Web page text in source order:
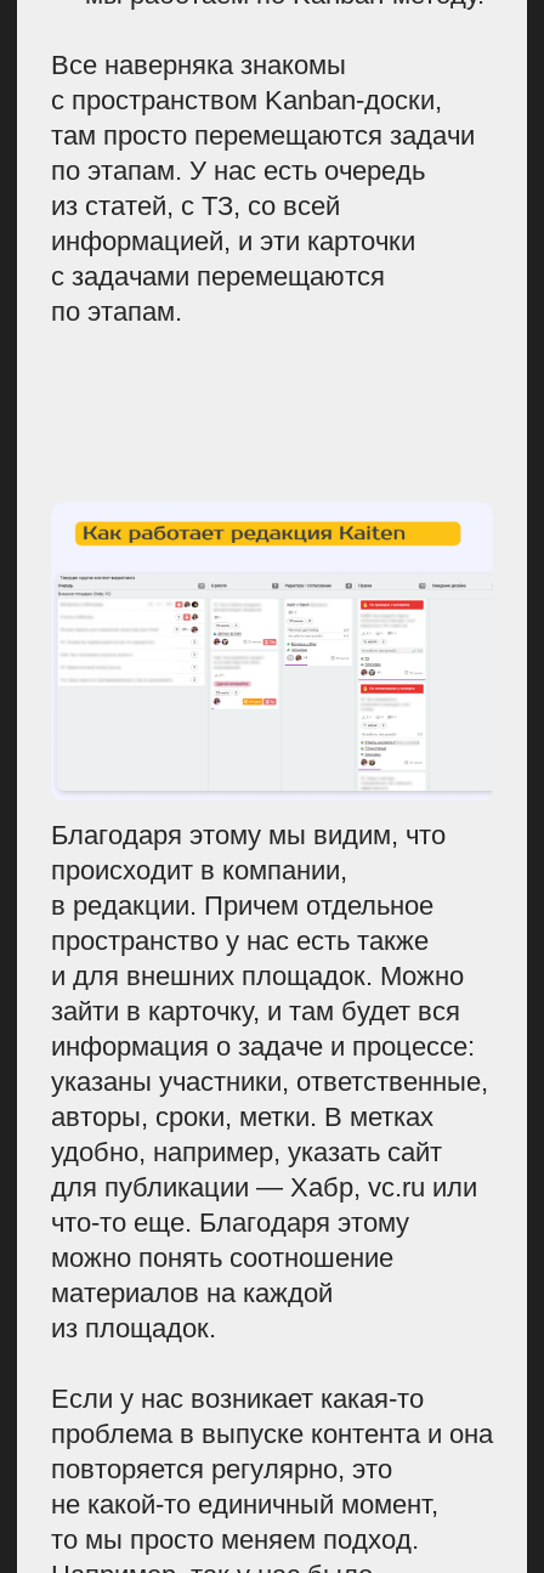
Он выглядит красиво,
но на практике это хорошо только
на картинке. В реальности это
приводит к тому, что сроки
сдвигаются, потому что всё
накладывается друг на друга
по разным причинам: автор
резервные места для времени,
слоты-пустышки. То есть
вы планируете условно, что у вас
будет 20 материалов, для 18
прописываете тему, когда что
выходит, и оставляете два слота
без тем. Они понадобятся, когда
у вас что-то внезапно появится,
создается временной резерв
и резерв по силам.
Поэтому я считаю, что такое
буферное планирование должно
занимать хотя бы 20% контент-
плана. Некоторые могут сказать:
если ничего не написали в этом
месяце срочного, то, значит, 20%
тем не использовано. Но в этом
на самом деле нет ничего
страшного. По моему опыту
и опыту моих коллег, лучше
сделать так, потому что всегда
приходит условный маркетинг
и говорит: «А давайте что-нибудь
прикольное сделаем?» — и вы
к этому прикольному готовы.
4 . Стараемся
совладать
Я считаю, что с экспертами сложно
работать, просто потому что они
люди, у них есть свое время.
И нужно это понимать, поэтому
мы тоже стараемся закладывать
разные форс-мажоры, чтобы
процессы проходили проще.